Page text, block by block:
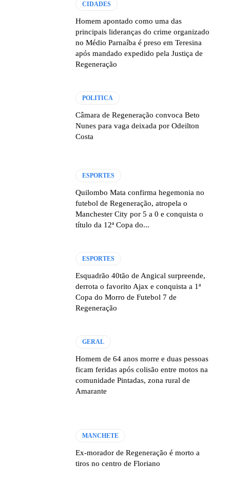
CIDADES
Homem apontado como uma das
principais lideranças do crime organizado
no Médio Parnaíba é preso em Teresina
após mandado expedido pela Justiça de
Regeneração
POLITICA
Câmara de Regeneração convoca Beto
Nunes para vaga deixada por Odeilton
Costa
ESPORTES
Quilombo Mata confirma hegemonia no
futebol de Regeneração, atropela o
Manchester City por 5 a 0 e conquista o
título da 12ª Copa do...
ESPORTES
Esquadrão 40tão de Angical surpreende,
derrota o favorito Ajax e conquista a 1ª
Copa do Morro de Futebol 7 de
Regeneração
GERAL
Homem de 64 anos morre e duas pessoas
ficam feridas após colisão entre motos na
comunidade Pintadas, zona rural de
Amarante
MANCHETE
Ex-morador de Regeneração é morto a
tiros no centro de Floriano